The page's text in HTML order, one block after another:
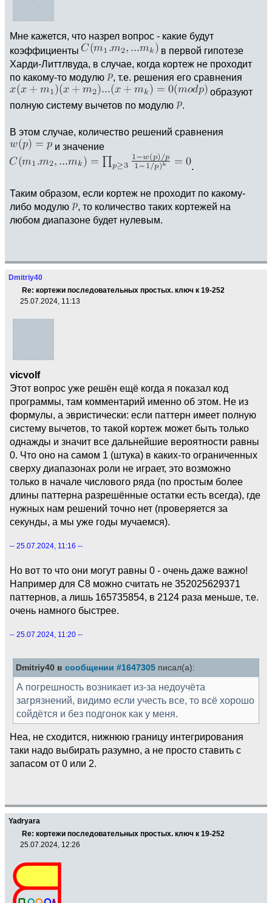
Мне кажется, что назрел вопрос - какие будут
коэффициенты
в первой гипотезе
Харди-Литтлвуда, в случае, когда кортеж не проходит
по какому-то модулю
, т.е. решения его сравнения
образуют
полную систему вычетов по модулю
.
В этом случае, количество решений сравнения
и значение
.
Таким образом, если кортеж не проходит по какому-
либо модулю
, то количество таких кортежей на
любом диапазоне будет нулевым.
Dmitriy40
Re: кортежи последовательных простых. ключ к 19-252
25.07.2024, 11:13
vicvolf
Этот вопрос уже решён ещё когда я показал код
программы, там комментарий именно об этом. Не из
формулы, а эвристически: если паттерн имеет полную
систему вычетов, то такой кортеж может быть только
однажды и значит все дальнейшие вероятности равны
0. Что оно на самом 1 (штука) в каких-то ограниченных
сверху диапазонах роли не играет, это возможно
только в начале числового ряда (по простым более
длины паттерна разрешённые остатки есть всегда), где
нужных нам решений точно нет (проверяется за
секунды, а мы уже годы мучаемся).
-- 25.07.2024, 11:16 --
Но вот то что они могут равны 0 - очень даже важно!
Например для C8 можно считать не 352025629371
паттернов, а лишь 165735854, в 2124 раза меньше, т.е.
очень намного быстрее.
-- 25.07.2024, 11:20 --
Dmitriy40 в сообщении #1647305 писал(а):
А погрешность возникает из-за недоучёта
загрязнений, видимо если учесть все, то всё хорошо
сойдётся и без подгонок как у меня.
Неа, не сходится, нижнюю границу интегрирования
таки надо выбирать разумно, а не просто ставить с
запасом от 0 или 2.
Yadryara
Re: кортежи последовательных простых. ключ к 19-252
25.07.2024, 12:26